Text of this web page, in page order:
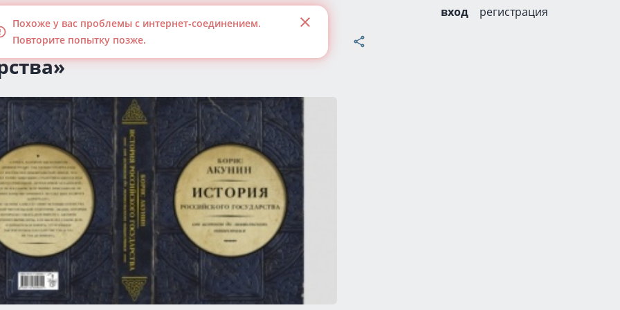
вход регистрация
Российского
Похоже у вас проблемы с интернет-соединением.
Повторите попытку позже.